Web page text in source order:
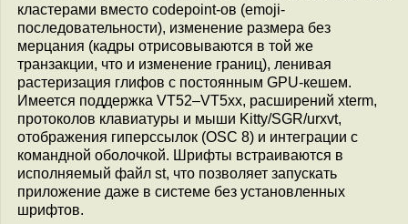
кластерами вместо codepoint-ов (emoji-
последовательности), изменение размера без
мерцания (кадры отрисовываются в той же
транзакции, что и изменение границ), ленивая
растеризация глифов с постоянным GPU-кешем.
Имеется поддержка VT52–VT5xx, расширений xterm,
протоколов клавиатуры и мыши Kitty/SGR/urxvt,
отображения гиперссылок (OSC 8) и интеграции с
командной оболочкой. Шрифты встраиваются в
исполняемый файл st, что позволяет запускать
приложение даже в системе без установленных
шрифтов.